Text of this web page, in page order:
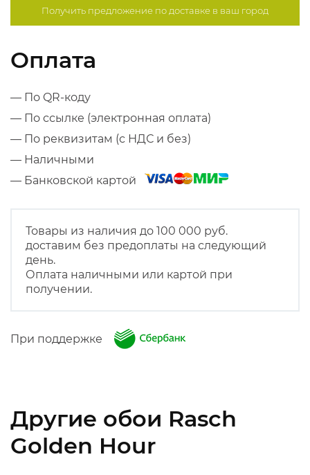
Получить предложение подоставке в ваш город
Оплата
— По QR-коду
— По ссылке (электронная оплата)
— По реквизитам (с НДС и без)
— Наличными
— Банковской картой
Товары из наличия до 100 000 руб.
доставим без предоплаты на следующий
день.
Оплата наличными или картой при
получении.
При поддержке
Другие обои Rasch
Golden Hour